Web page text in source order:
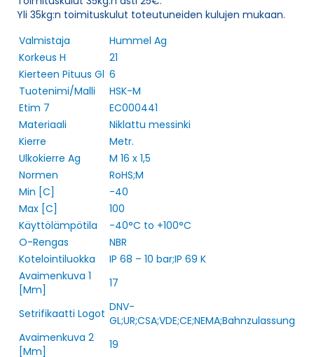
Yli 35kg:n toimituskulut toteutuneiden kulujen mukaan.
Valmistaja
Hummel Ag
Korkeus H
21
Kierteen Pituus Gl 6
Tuotenimi/Malli
HSK-M
Etim 7
EC000441
Materiaali
Niklattu messinki
Kierre
Metr.
Ulkokierre Ag
M 16 x 1,5
Normen
RoHS;M
Min [C]
-40
Max [C]
100
Käyttölämpötila
-40°C to +100°C
O-Rengas
NBR
Kotelointiluokka
IP 68 – 10 bar;IP 69 K
Avaimenkuva 1
[Mm]
17
Setrifikaatti Logot DNV-
GL;UR;CSA;VDE;CE;NEMA;Bahnzulassung
Avaimenkuva 2
[Mm]
19